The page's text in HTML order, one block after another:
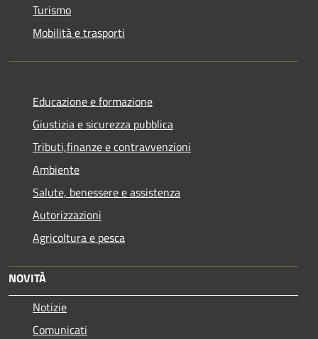
Turismo
Mobilità e trasporti
Educazione e formazione
Giustizia e sicurezza pubblica
Tributi,finanze e contravvenzioni
Ambiente
Salute, benessere e assistenza
Autorizzazioni
Agricoltura e pesca
NOVITÀ
Notizie
Comunicati